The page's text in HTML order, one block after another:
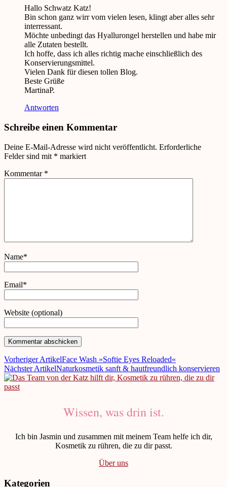
Hallo Schwatz Katz!
Bin schon ganz wirr vom vielen lesen, klingt aber alles sehr
interressant.
Möchte unbedingt das Hyallurongel herstellen und habe mir
alle Zutaten bestellt.
Ich hoffe, dass ich alles richtig mache einschließlich des
Konservierungsmittel.
Vielen Dank für diesen tollen Blog.
Beste Grüße
MartinaP.
Antworten
Schreibe einen Kommentar
Deine E-Mail-Adresse wird nicht veröffentlicht. Erforderliche
Felder sind mit * markiert
Kommentar *
Name*
Email*
Website (optional)
Vorheriger ArtikelFace Wash »Softie Eyes Reloaded«
Nächster ArtikelNaturkosmetik sanft & hautfreundlich konservieren
Wissen, was drin ist.
Ich bin Jasmin und zusammen mit meinem Team helfe ich dir,
Kosmetik zu rühren, die zu dir passt.
Über uns
Kategorien